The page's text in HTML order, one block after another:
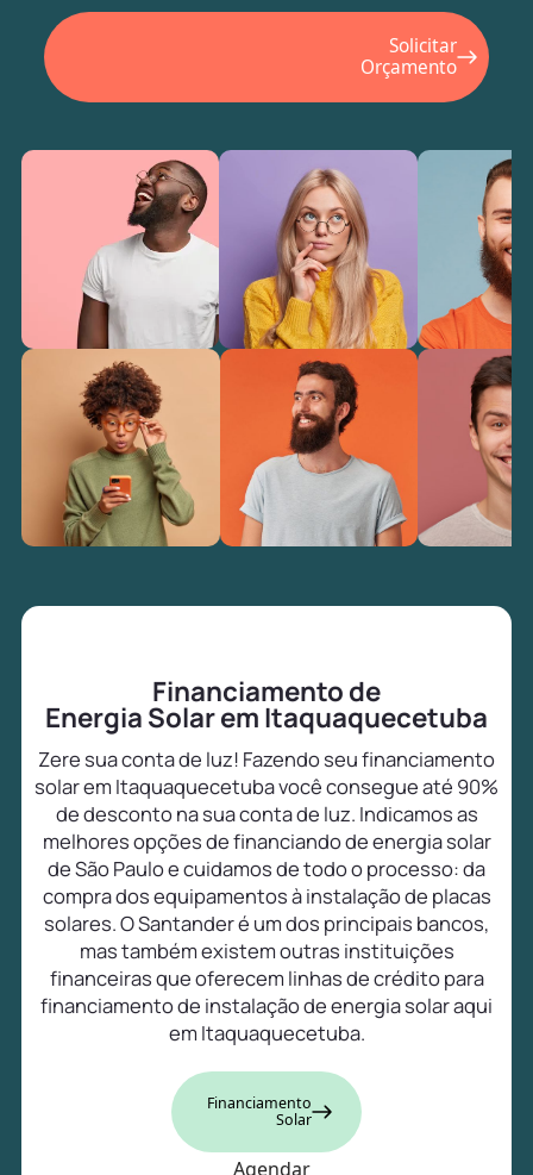
Solicitar
Orçamento
Financiamento de
Energia Solar em Itaquaquecetuba
Zere sua conta de luz! Fazendo seu financiamento
solar em Itaquaquecetuba você consegue até 90%
de desconto na sua conta de luz. Indicamos as
melhores opções de financiando de energia solar
de São Paulo e cuidamos de todo o processo: da
compra dos equipamentos à instalação de placas
solares. O Santander é um dos principais bancos,
mas também existem outras instituições
financeiras que oferecem linhas de crédito para
financiamento de instalação de energia solar aqui
em Itaquaquecetuba.
Financiamento
Solar
Agendar